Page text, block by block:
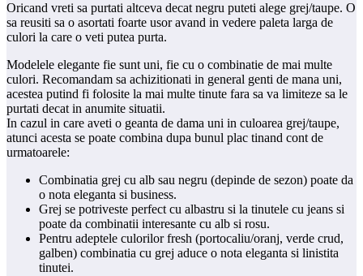
Oricand vreti sa purtati altceva decat negru puteti alege grej/taupe. O
sa reusiti sa o asortati foarte usor avand in vedere paleta larga de
culori la care o veti putea purta.
Modelele elegante fie sunt uni, fie cu o combinatie de mai multe
culori. Recomandam sa achizitionati in general genti de mana uni,
acestea putind fi folosite la mai multe tinute fara sa va limiteze sa le
purtati decat in anumite situatii.
In cazul in care aveti o geanta de dama uni in culoarea grej/taupe,
atunci acesta se poate combina dupa bunul plac tinand cont de
urmatoarele:
Combinatia grej cu alb sau negru (depinde de sezon) poate da
o nota eleganta si business.
Grej se potriveste perfect cu albastru si la tinutele cu jeans si
poate da combinatii interesante cu alb si rosu.
Pentru adeptele culorilor fresh (portocaliu/oranj, verde crud,
galben) combinatia cu grej aduce o nota eleganta si linistita
tinutei.